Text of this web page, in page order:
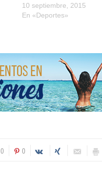
10 septiembre, 2015
En «Deportes»
0 0